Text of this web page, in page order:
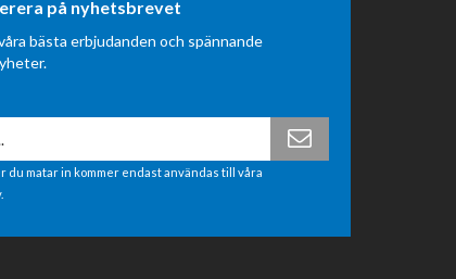
på nyhetsbrevet
bästa erbjudanden och spännande
du matar in kommer endast användas till våra